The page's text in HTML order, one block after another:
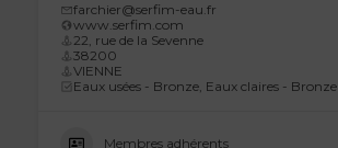
farchier@serfim-eau.fr
www.serfim.com
22, rue de la Sevenne
38200
VIENNE
Eaux usées - Bronze, Eaux claires - Bronze
Membres adhérents